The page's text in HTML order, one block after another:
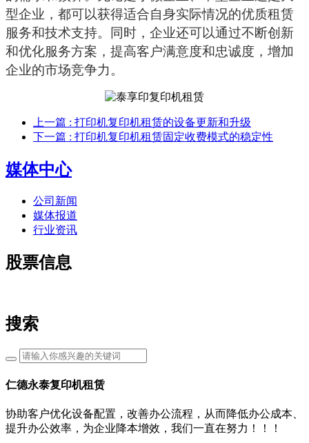
型企业，都可以获得适合自身实际情况的优质租赁
服务和技术支持。同时，企业还可以通过不断创新
和优化服务方案，提高客户满意度和忠诚度，增加
企业的市场竞争力。
上一篇 : 打印机复印机租赁的设备更新和升级
下一篇 : 打印机复印机租赁固定收费模式的稳定性
媒体中心
公司新闻
媒体报道
行业资讯
股票信息
搜索
仁德永泰复印机租赁
协助客户优化设备配置，改善办公流程，从而降低办公成本、
提升办公效率，为企业降本增效，我们一直在努力！！！